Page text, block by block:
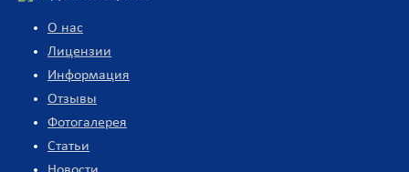
О нас
Лицензии
Информация
Отзывы
Фотогалерея
Статьи